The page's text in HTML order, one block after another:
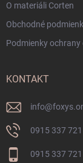
O materiáli Corten
Obchodné
Podmienky
KONTAKT
info@
0915 337 721
0915 337 721